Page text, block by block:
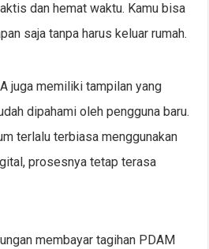
dan hemat waktu. Kamu bisa
saja tanpa harus keluar rumah.
juga memiliki tampilan yang
dipahami oleh pengguna baru.
terlalu terbiasa menggunakan
prosesnya tetap terasa
membayar tagihan PDAM